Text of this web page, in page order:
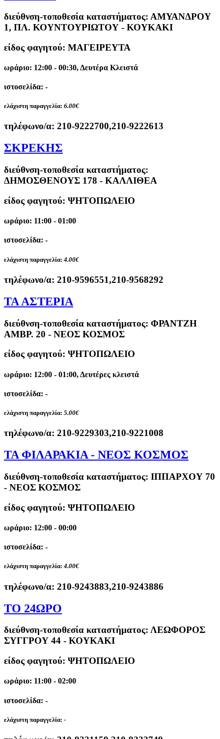
διεύθνση-τοποθεσία καταστήματος: ΑΜΥΑΝΔΡΟΥ
1, ΠΛ. ΚΟΥΝΤΟΥΡΙΩΤΟΥ - ΚΟΥΚΑΚΙ
είδος φαγητού: ΜΑΓΕΙΡΕΥΤΑ
ωράριο: 12:00 - 00:30, Δευτέρα Κλειστά
ιστοσελίδα: -
ελάχιστη παραγγελία: 6.00€
τηλέφωνο/α: 210-9222700,210-9222613
ΣΚΡΕΚΗΣ
διεύθνση-τοποθεσία καταστήματος:
ΔΗΜΟΣΘΕΝΟΥΣ 178 - ΚΑΛΛΙΘΕΑ
είδος φαγητού: ΨΗΤΟΠΩΛΕΙΟ
ωράριο: 11:00 - 01:00
ιστοσελίδα: -
ελάχιστη παραγγελία: 4.00€
τηλέφωνο/α: 210-9596551,210-9568292
ΤΑ ΑΣΤΕΡΙΑ
διεύθνση-τοποθεσία καταστήματος: ΦΡΑΝΤΖΗ
ΑΜΒΡ. 20 - ΝΕΟΣ ΚΟΣΜΟΣ
είδος φαγητού: ΨΗΤΟΠΩΛΕΙΟ
ωράριο: 12:00 - 01:00, Δευτέρες κλειστά
ιστοσελίδα: -
ελάχιστη παραγγελία: 5.00€
τηλέφωνο/α: 210-9229303,210-9221008
ΤΑ ΦΙΛΑΡΑΚΙΑ - ΝΕΟΣ ΚΟΣΜΟΣ
διεύθνση-τοποθεσία καταστήματος: ΙΠΠΑΡΧΟΥ 70
- ΝΕΟΣ ΚΟΣΜΟΣ
είδος φαγητού: ΨΗΤΟΠΩΛΕΙΟ
ωράριο: 12:00 - 00:00
ιστοσελίδα: -
ελάχιστη παραγγελία: 4.00€
τηλέφωνο/α: 210-9243883,210-9243886
ΤΟ 24ΩΡΟ
διεύθνση-τοποθεσία καταστήματος: ΛΕΩΦΟΡΟΣ
ΣΥΓΓΡΟΥ 44 - ΚΟΥΚΑΚΙ
είδος φαγητού: ΨΗΤΟΠΩΛΕΙΟ
ωράριο: 11:00 - 02:00
ιστοσελίδα: -
ελάχιστη παραγγελία: -